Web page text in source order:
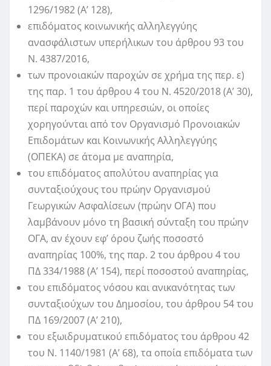
1296/1982 (Α’ 128),
επιδόματος κοινωνικής αλληλεγγύης
ανασφάλιστων υπερήλικων του άρθρου 93 του
Ν. 4387/2016,
των προνοιακών παροχών σε χρήμα της περ. ε)
της παρ. 1 του άρθρου 4 του Ν. 4520/2018 (Α’ 30),
περί παροχών και υπηρεσιών, οι οποίες
χορηγούνται από τον Οργανισμό Προνοιακών
Επιδομάτων και Κοινωνικής Αλληλεγγύης
(ΟΠΕΚΑ) σε άτομα με αναπηρία,
του επιδόματος απολύτου αναπηρίας για
συνταξιούχους του πρώην Οργανισμού
Γεωργικών Ασφαλίσεων (πρώην ΟΓΑ) που
λαμβάνουν μόνο τη βασική σύνταξη του πρώην
ΟΓΑ, αν έχουν εφ’ όρου ζωής ποσοστό
αναπηρίας 100%, της παρ. 2 του άρθρου 4 του
ΠΔ 334/1988 (Α’ 154), περί ποσοστού αναπηρίας,
του επιδόματος νόσου και ανικανότητας των
συνταξιούχων του Δημοσίου, του άρθρου 54 του
ΠΔ 169/2007 (Α’ 210),
του εξωιδρυματικού επιδόματος του άρθρου 42
του Ν. 1140/1981 (Α’ 68), τα οποία επιδόματα των